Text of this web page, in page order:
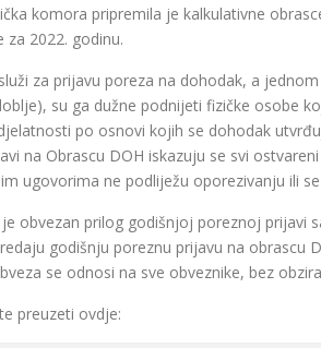
komora pripremila je kalkulativne
za 2022. godinu.
za prijavu poreza na dohodak, a
su ga dužne podnijeti fizičke osobe
po osnovi kojih se dohodak
na Obrascu DOH iskazuju se svi
ugovorima ne podliježu oporezivanju ili
je obvezan prilog godišnjoj poreznoj prijavi
godišnju poreznu prijavu na obrascu
se odnosi na sve obveznike, bez
preuzeti ovdje: